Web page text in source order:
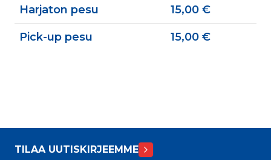
Harjaton pesu 15,00 €
Pick-up pesu 15,00 €
TILAA UUTISKIRJEEMME